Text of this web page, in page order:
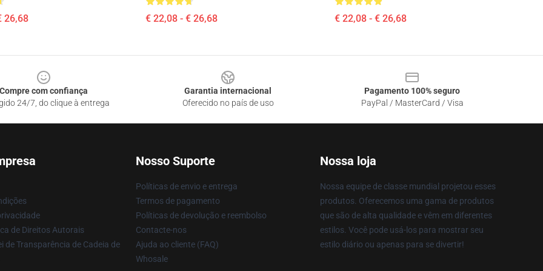
26,68 € 22,08 - € 26,68 € 22,08 - € 26,68
Compre com confiança
24/7, do clique à entrega
Garantia internacional
Oferecido no país de uso
Pagamento 100% seguro
PayPal / MasterCard / Visa
de Direitos Autorais
de Transparência de Cadeia de
Nosso Suporte
Políticas de envio e entrega
Termos de pagamento
Políticas de devolução e reembolso
Contacte-nos
Ajuda ao cliente (FAQ)
Whosale
Nossa loja
Nossa equipe de classe mundial projetou esses
produtos. Oferecemos uma gama de produtos
que são de alta qualidade e vêm em diferentes
estilos. Você pode usá-los para mostrar seu
estilo diário ou apenas para se divertir!